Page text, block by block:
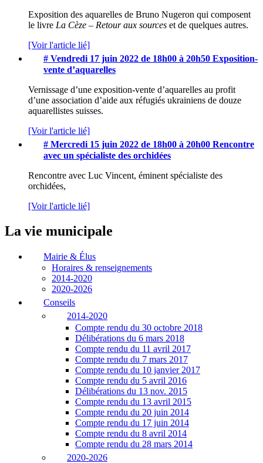
Exposition des aquarelles de Bruno Nugeron qui composent
le livre La Cèze – Retour aux sources et de quelques autres.
[Voir l'article lié]
# Vendredi 17 juin 2022 de 18h00 à 20h50 Exposition-
vente d’aquarelles
Vernissage d’une exposition-vente d’aquarelles au profit
d’une association d’aide aux réfugiés ukrainiens de douze
aquarellistes suisses.
[Voir l'article lié]
# Mercredi 15 juin 2022 de 18h00 à 20h00 Rencontre
avec un spécialiste des orchidées
Rencontre avec Luc Vincent, éminent spécialiste des
orchidées,
[Voir l'article lié]
La vie municipale
Mairie & Élus
Horaires & renseignements
2014-2020
2020-2026
Conseils
2014-2020
Compte rendu du 30 octobre 2018
Délibérations du 6 mars 2018
Compte rendu du 11 avril 2017
Compte rendu du 7 mars 2017
Compte rendu du 10 janvier 2017
Compte rendu du 5 avril 2016
Délibérations du 13 nov. 2015
Compte rendu du 13 avril 2015
Compte rendu du 20 juin 2014
Compte rendu du 17 juin 2014
Compte rendu du 8 avril 2014
Compte rendu du 28 mars 2014
2020-2026